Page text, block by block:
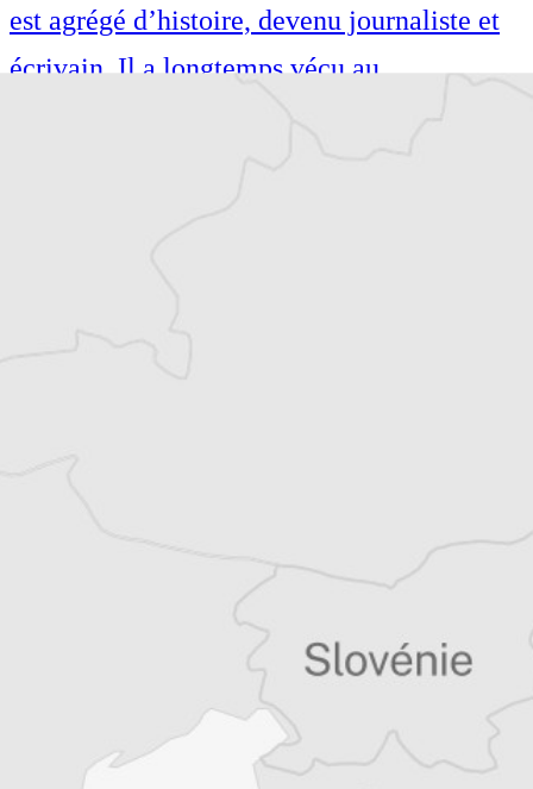
est agrégé d’histoire, devenu journaliste et
écrivain. Il a longtemps vécu au